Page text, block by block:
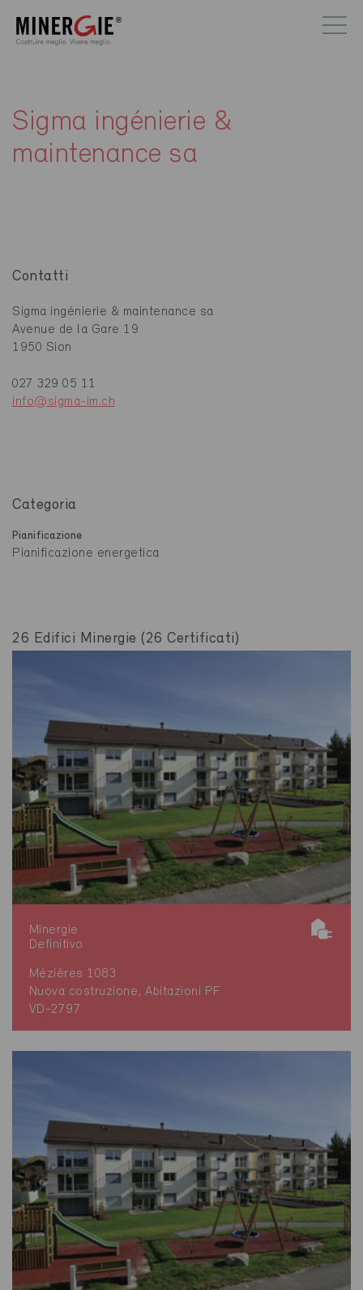
Sigma ingénierie &
maintenance sa
Contatti
Sigma ingénierie & maintenance sa
Avenue de la Gare 19
1950 Sion
027 329 05 11
info@sigma-im.ch
Categoria
Pianificazione
Pianificazione energetica
26 Edifici Minergie (26 Certificati)
Minergie
Definitivo
Mézières 1083
Nuova costruzione, Abitazioni PF
VD-2797